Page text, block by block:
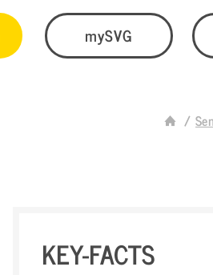
mySVG
KEY-FACTS